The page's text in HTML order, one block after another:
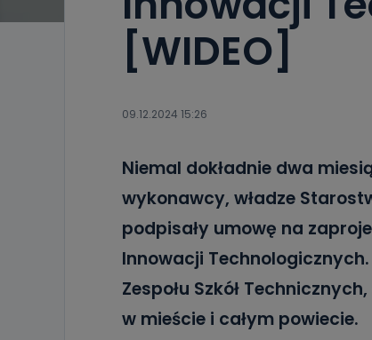
[WIDEO]
09.12.2024 15:26
Niemal dokładnie dwa
wykonawcy, władze
podpisały umowę na
Innowacji
Zespołu Szkół
w mieście i całym powiecie.